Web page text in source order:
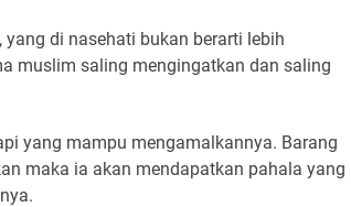
di nasehati bukan berarti lebih
muslim saling mengingatkan dan saling
yang mampu mengamalkannya. Barang
maka ia akan mendapatkan pahala yang